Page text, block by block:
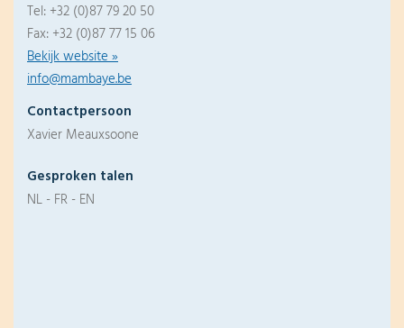
Tel: +32 (0)87 79 20 50
Fax: +32 (0)87 77 15 06
Bekijk website »
info@mambaye.be
Contactpersoon
Xavier Meauxsoone
Gesproken talen
NL - FR - EN